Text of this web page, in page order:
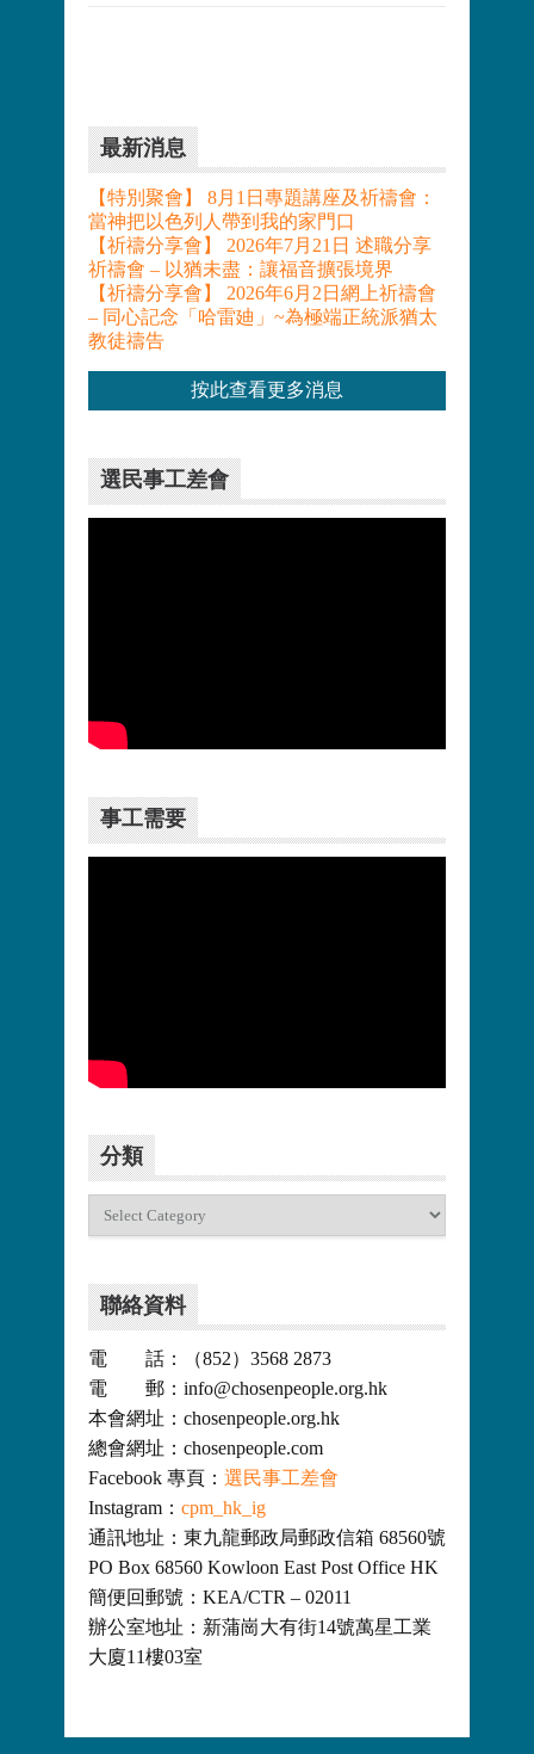
最新消息
【特別聚會】 8月1日專題講座及祈禱會：
當神把以色列人帶到我的家門口
【祈禱分享會】 2026年7月21日 述職分享
祈禱會 – 以猶未盡：讓福音擴張境界
【祈禱分享會】 2026年6月2日網上祈禱會
– 同心記念「哈雷廸」~為極端正統派猶太
教徒禱告
按此查看更多消息
選民事工差會
事工需要
分類
聯絡資料
電 話：（852）3568 2873
電 郵：info@chosenpeople.org.hk
本會網址：chosenpeople.org.hk
總會網址：chosenpeople.com
Facebook 專頁： 選民事工差會
Instagram： cpm_hk_ig
通訊地址：東九龍郵政局郵政信箱 68560號
PO Box 68560 Kowloon East Post Office HK
簡便回郵號：KEA/CTR – 02011
辦公室地址：新蒲崗大有街14號萬星工業
大廈11樓03室